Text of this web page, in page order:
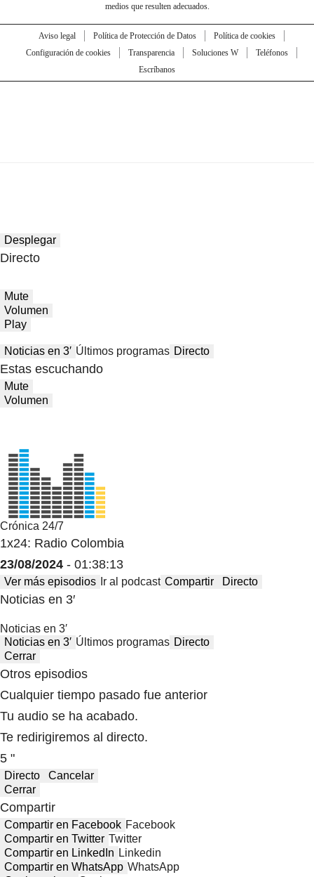
medios que resulten adecuados.
Aviso legal Política de Protección de Datos
Política de cookies
Configuración de cookies
Transparencia Soluciones W
Teléfonos
Escríbanos
Desplegar
Directo
Mute
Volumen
Play
Noticias en 3′ Últimos programas Directo
Estas escuchando
Mute
Volumen
Crónica 24/7
1x24: Radio Colombia
23/08/2024 - 01:38:13
Ver más episodios Ir al podcast Compartir Directo
Noticias en 3′
Noticias en 3′
Noticias en 3′ Últimos programas Directo
Cerrar
Otros episodios
Cualquier tiempo pasado fue anterior
Tu audio se ha acabado.
Te redirigiremos al directo.
5 "
Directo
Cancelar
Cerrar
Compartir
Compartir en Facebook Facebook
Compartir en Twitter Twitter
Compartir en LinkedIn Linkedin
Compartir en WhatsApp WhatsApp